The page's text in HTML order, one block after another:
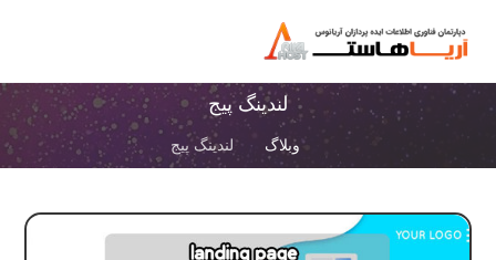
لندینگ پیج
وبلاگ لندینگ پیج